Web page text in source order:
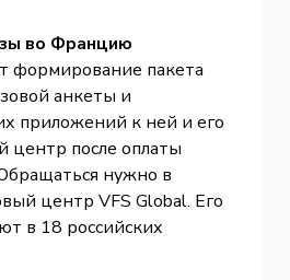
во Францию
формирование пакета
анкеты и
приложений к ней и его
центр после оплаты
нужно в
центр VFS Global. Его
в 18 российских